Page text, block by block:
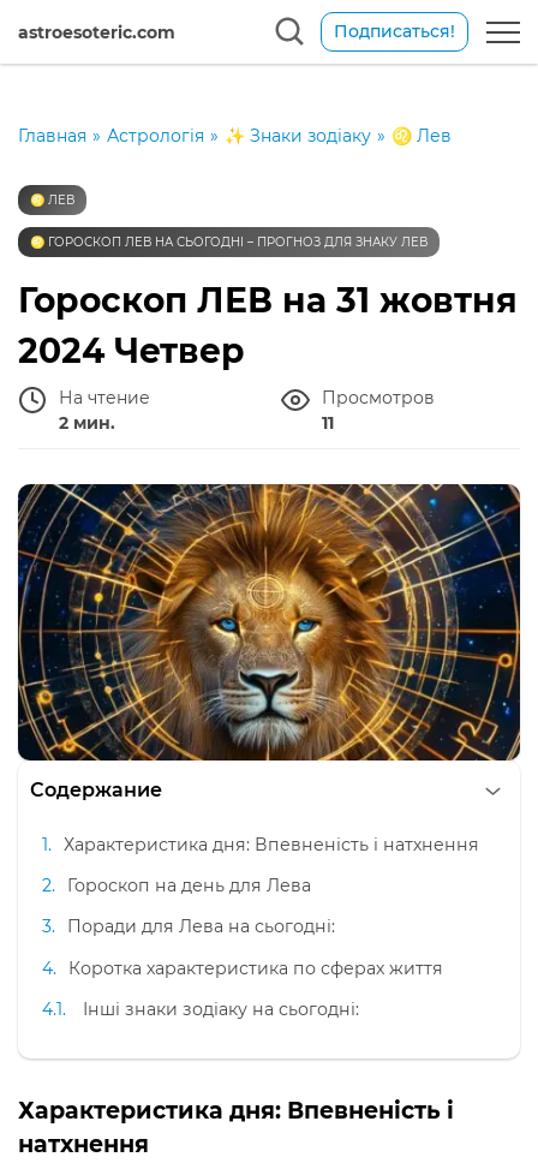
astroesoteric.com Подписаться!
Главная » Астрологія » ✨ Знаки зодіаку » ♌️ Лев
♌️ ЛЕВ
♌️ ГОРОСКОП ЛЕВ НА СЬОГОДНІ – ПРОГНОЗ ДЛЯ ЗНАКУ ЛЕВ
Гороскоп ЛЕВ на 31 жовтня
2024 Четвер
На чтение
2 мин.
Просмотров
11
Содержание
Характеристика дня: Впевненість і натхнення
Гороскоп на день для Лева
Поради для Лева на сьогодні:
Коротка характеристика по сферах життя
Інші знаки зодіаку на сьогодні:
Характеристика дня: Впевненість і
натхнення